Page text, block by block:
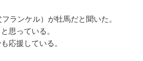
フランケル）が牡馬だと聞いた。
思っている。
も応援している。